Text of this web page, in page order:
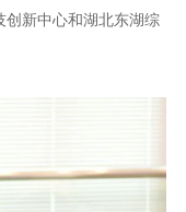
创新中心和湖北东湖综